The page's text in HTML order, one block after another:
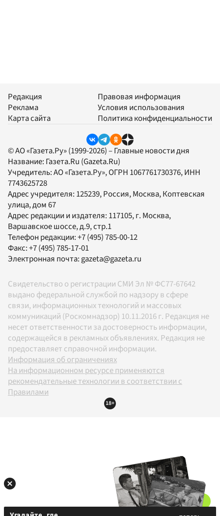
Редакция
Реклама
Карта сайта
Правовая информация
Условия использования
Политика конфиденциальности
© АО «Газета.Ру» (1999-2026) – Главные новости дня
Название: Газета.Ru (Gazeta.Ru)
Учредитель:АО «Газета.Ру», ОГРН 1067761730376, ИНН
7743625728
Адрес учредителя: 125239, Россия, Москва, Коптевская
улица, дом 67
Адрес редакции и издателя: 117105, г. Москва,
Варшавское шоссе, д.9, стр.1
Телефон редакции:+7 (495) 785-00-12
Факс:+7 (495) 785-17-01
Электронная почта:gazeta@gazeta.ru
Свидетельство о регистрации СМИ Эл № ФС77-67642
выдано федеральной службой по надзору в сфере
связи, информационных технологий и массовых
коммуникаций (Роскомнадзор) 10.11.2016 г. Редакция не
несет ответственности за достоверность информации,
содержащейся в рекламных объявлениях. Редакция не
предоставляет справочной информации.
Информация об ограничениях
На информационном ресурсе применяются
рекомендательные технологии в соответствии с
Правилами
18+